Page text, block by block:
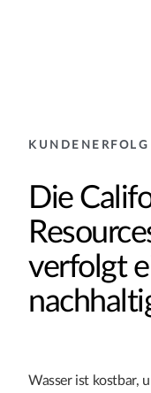
KUNDENERFOLG
Die
verfolgt
Wasser ist kostbar,